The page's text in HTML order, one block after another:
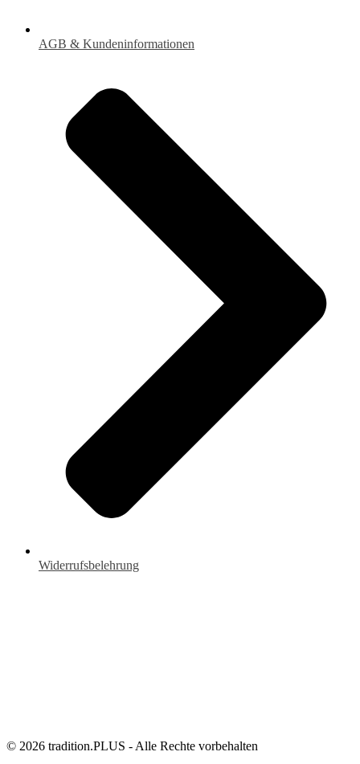
AGB & Kundeninformationen
Widerrufsbelehrung
© 2026 tradition.PLUS - Alle Rechte vorbehalten